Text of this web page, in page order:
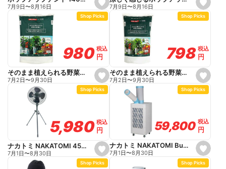
s
e
t
o
r
i
e
7月9日〜8月16日
s
e
t
o
r
i
e
7月9日〜8月16日
s
e
t
o
r
i
e
Shop Picks
980
980税込
税込
円
円
そのまま植えられる野菜の培養土 25L
7月2日〜9月30日
s
e
t
o
r
i
e
Shop Picks
798
798 税込
税込
円
円
そのまま植えられる野菜の培養土 15L
7月2日〜9月30日
s
e
t
Shop Picks
5,980
5,980税込
税込
円
円
ナカトミ NAKATOMI 45cmスタンド扇 HSE-45BGP
7月1日〜8月30日
s
e
t
Shop Picks
59,800
59,800 税込
税込
円
円
ナカトミ NAKATOMI Builzzard スポットクーラー SC25BZ
7月1日〜8月30日
Shop Picks Shop Picks